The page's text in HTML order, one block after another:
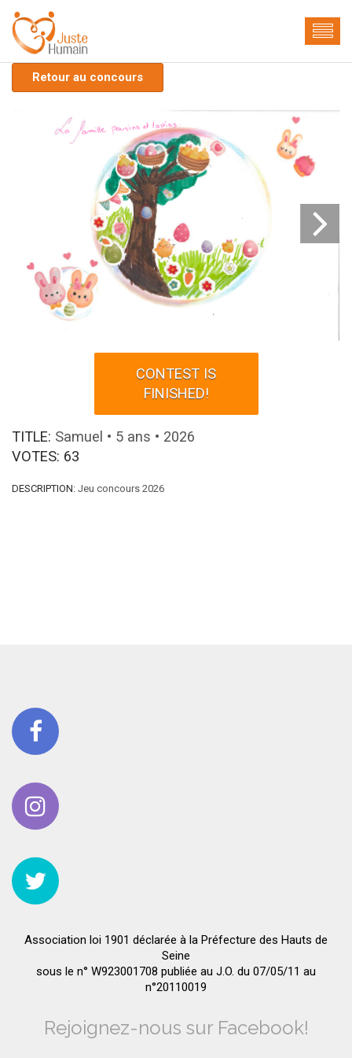
Retour au concours
CONTEST IS
FINISHED!
TITLE: Samuel • 5 ans • 2026
VOTES: 63
DESCRIPTION: Jeu concours 2026
Association loi 1901 déclarée à la Préfecture des Hauts de
Seine
sous le n° W923001708 publiée au J.O. du 07/05/11 au
n°20110019
Rejoignez-nous sur Facebook!